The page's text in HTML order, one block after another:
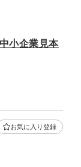
小企業見本
お気に入り登録